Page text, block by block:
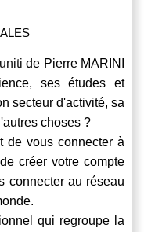
de Pierre MARINI
ses études et
secteur d'activité, sa
choses ?
de vous connecter à
créer votre compte
connecter au réseau
qui regroupe la